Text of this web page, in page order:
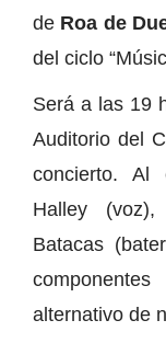
de Roa de
del ciclo
Será a las 19
Auditorio del
concierto. Al
Halley
Batacas
alternativo de